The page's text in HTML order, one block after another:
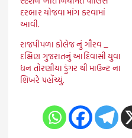
દરબાર યોજવા માંગ કરવામાં
આવી.
રાજપીપળા કોલેજ નું ગૌરવ _
દક્ષિણ ગુજરાતનું આદિવાસી યુવા
ધન તોરણીયા ડુંગર થી માઉન્ટ ના
શિખરે પહોંચ્યું.